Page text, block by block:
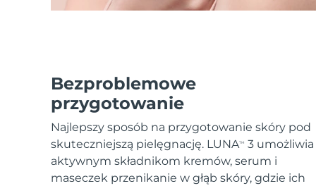
Bezproblemowe
przygotowanie
Najlepszy sposób na przygotowanie skóry pod
skuteczniejszą pielęgnację. LUNATM
3 umożliwia
aktywnym składnikom kremów, serum i
maseczek przenikanie w głąb skóry, gdzie ich